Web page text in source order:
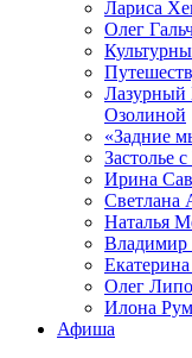
Лариса
Олег
Лазурный
Озолиной
«Задние
Застолье
Ирина
Светлана
Наталья
Владимир
Олег
Илона
Афиша